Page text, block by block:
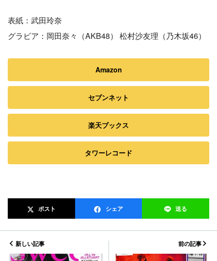
表紙：武田玲奈
グラビア：岡田奈々（AKB48） 松村沙友理（乃木坂46）
Amazon
セブンネット
楽天ブックス
タワーレコード
ポスト シェア 送る
新しい記事 前の記事